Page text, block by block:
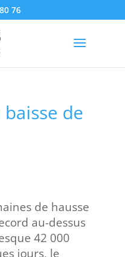
76
de
de hausse
au-dessus
42 000
jours, le